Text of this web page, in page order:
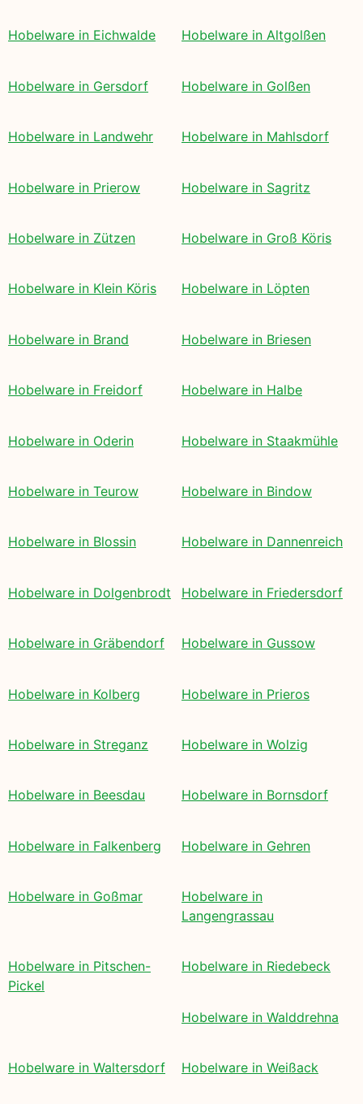
Hobelware in Eichwalde Hobelware in Altgolßen
Hobelware in Gersdorf Hobelware in Golßen
Hobelware in Landwehr Hobelware in Mahlsdorf
Hobelware in Prierow Hobelware in Sagritz
Hobelware in Zützen Hobelware in Groß Köris
Hobelware in Klein Köris Hobelware in Löpten
Hobelware in Brand Hobelware in Briesen
Hobelware in Freidorf Hobelware in Halbe
Hobelware in Oderin Hobelware in Staakmühle
Hobelware in Teurow Hobelware in Bindow
Hobelware in Blossin Hobelware in Dannenreich
Hobelware in Dolgenbrodt Hobelware in Friedersdorf
Hobelware in Gräbendorf Hobelware in Gussow
Hobelware in Kolberg Hobelware in Prieros
Hobelware in Streganz Hobelware in Wolzig
Hobelware in Beesdau Hobelware in Bornsdorf
Hobelware in Falkenberg Hobelware in Gehren
Hobelware in Goßmar
Hobelware in
Langengrassau
Hobelware in Pitschen-
Pickel
Hobelware in Riedebeck
Hobelware in Walddrehna
Hobelware in Waltersdorf Hobelware in Weißack